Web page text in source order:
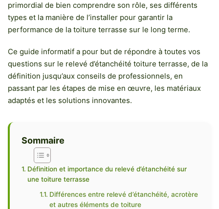
primordial de bien comprendre son rôle, ses différents
types et la manière de l’installer pour garantir la
performance de la toiture terrasse sur le long terme.
Ce guide informatif a pour but de répondre à toutes vos
questions sur le relevé d’étanchéité toiture terrasse, de la
définition jusqu’aux conseils de professionnels, en
passant par les étapes de mise en œuvre, les matériaux
adaptés et les solutions innovantes.
Sommaire
Définition et importance du relevé d’étanchéité sur
une toiture terrasse
Différences entre relevé d’étanchéité, acrotère
et autres éléments de toiture